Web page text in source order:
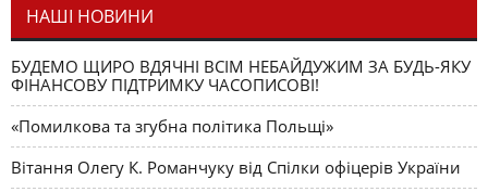
НАШІ НОВИНИ
БУДЕМО ЩИРО ВДЯЧНІ ВСІМ НЕБАЙДУЖИМ ЗА БУДЬ-ЯКУ
ФІНАНСОВУ ПІДТРИМКУ ЧАСОПИСОВІ!
«Помилкова та згубна політика Польщі»
Вітання Олегу К. Романчуку від Спілки офіцерів України